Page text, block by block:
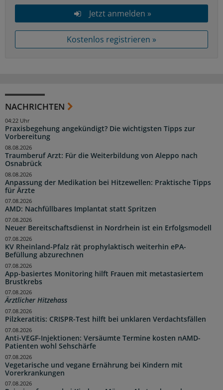
Jetzt anmelden »
Kostenlos registrieren »
NACHRICHTEN
Praxisbegehung angekündigt? Die wichtigsten Tipps zur
Vorbereitung
04:22 Uhr
Traumberuf Arzt: Für die Weiterbildung von Aleppo nach
Osnabrück
08.08.2026
Anpassung der Medikation bei Hitzewellen: Praktische Tipps
für Ärzte
08.08.2026
AMD: Nachfüllbares Implantat statt Spritzen
07.08.2026
Neuer Bereitschaftsdienst in Nordrhein ist ein Erfolgsmodell
07.08.2026
KV Rheinland-Pfalz rät prophylaktisch weiterhin ePA-
Befüllung abzurechnen
07.08.2026
App-basiertes Monitoring hilft Frauen mit metastasiertem
Brustkrebs
07.08.2026
Ärztlicher Hitzehass
07.08.2026
Pilzkeratitis: CRISPR-Test hilft bei unklaren Verdachtsfällen
07.08.2026
Anti-VEGF-Injektionen: Versäumte Termine kosten nAMD-
Patienten wohl Sehschärfe
07.08.2026
Vegetarische und vegane Ernährung bei Kindern mit
Vorerkrankungen
07.08.2026
07.08.2026